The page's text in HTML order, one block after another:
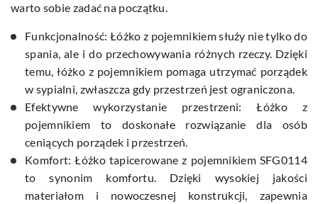
warto sobie zadać na początku.
Funkcjonalność: Łóżko z pojemnikiem służy nie tylko do
spania, ale i do przechowywania różnych rzeczy. Dzięki
temu, łóżko z pojemnikiem pomaga utrzymać porządek
w sypialni, zwłaszcza gdy przestrzeń jest ograniczona.
Efektywne wykorzystanie przestrzeni: Łóżko z
pojemnikiem to doskonałe rozwiązanie dla osób
ceniących porządek i przestrzeń.
Komfort: Łóżko tapicerowane z pojemnikiem SFG0114
to synonim komfortu. Dzięki wysokiej jakości
materiałom i nowoczesnej konstrukcji, zapewnia